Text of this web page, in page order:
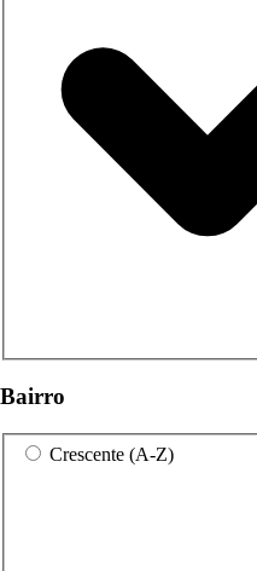
Bairro
Crescente (A-Z)